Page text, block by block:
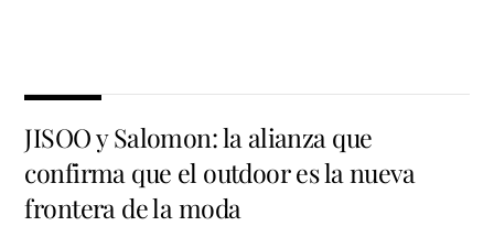
JISOO y Salomon: la alianza que
confirma que el outdoor es la nueva
frontera de la moda